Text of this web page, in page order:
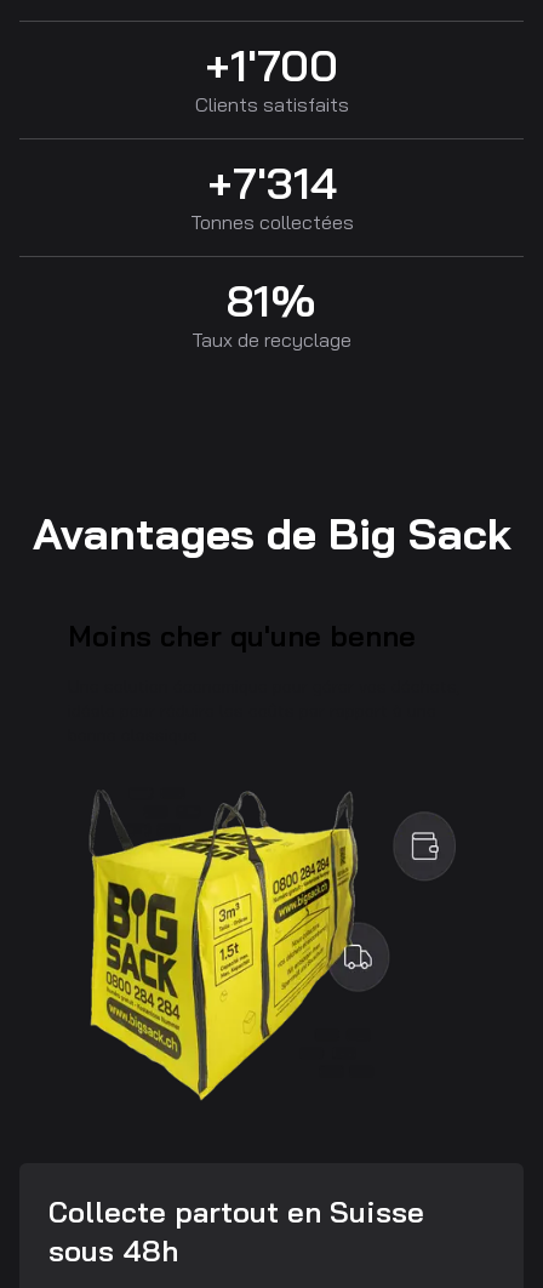
+1'700
Clients satisfaits
+7'314
Tonnes collectées
81%
Taux de recyclage
Avantages de Big Sack
Moins cher qu'une benne
Collecte partout en Suisse
sous 48h